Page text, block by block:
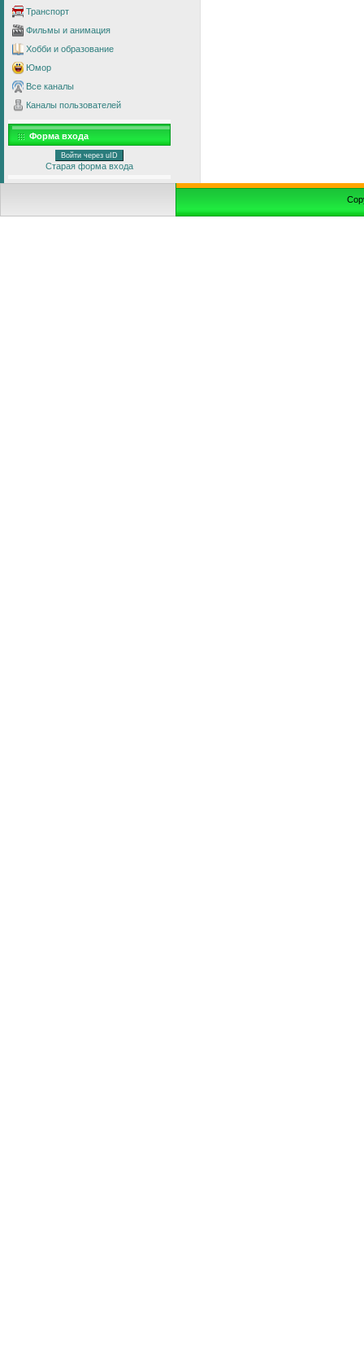
Транспорт
Фильмы и анимация
Хобби и образование
Юмор
Все каналы
Каналы пользователей
Форма входа
Войти через uID
Старая форма входа